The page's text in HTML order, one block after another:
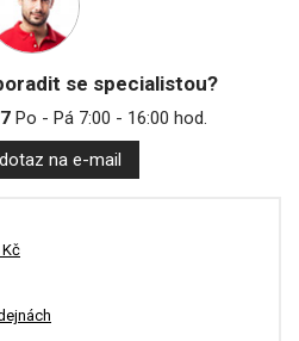
se specialistou?
Po - Pá 7:00 - 16:00 hod.
na e-mail
Kč